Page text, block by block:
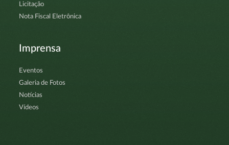
Licitação
Nota Fiscal Eletrônica
Imprensa
Eventos
Galeria de Fotos
Notícias
Vídeos